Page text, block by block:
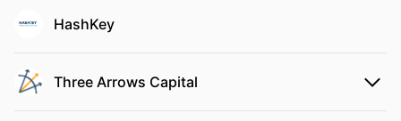
HashKey
Three Arrows Capital